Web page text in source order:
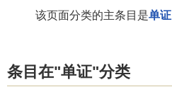
该页面分类的主条目是单证
条目在"单证"分类